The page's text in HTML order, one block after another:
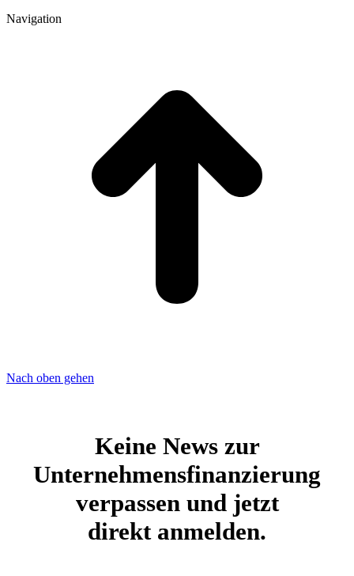
Navigation
Nach oben gehen
Keine News zur
Unternehmensfinanzierung
verpassen und jetzt
direkt anmelden.